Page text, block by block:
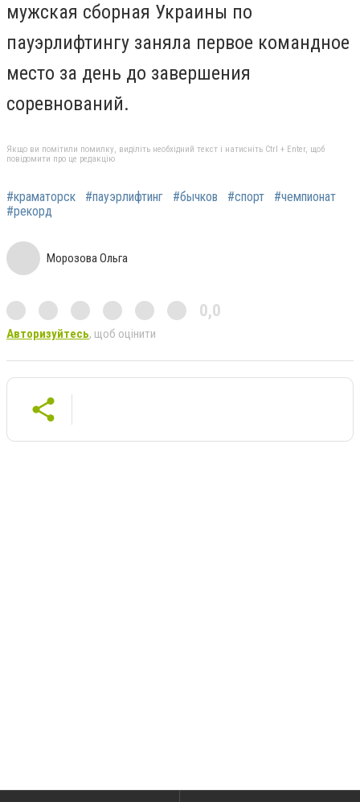
мужская сборная Украины по
пауэрлифтингу заняла первое командное
место за день до завершения
соревнований.
Якщо ви помітили помилку, виділіть необхідний текст і натисніть Ctrl + Enter, щоб
повідомити про це редакцію
#краматорск #пауэрлифтинг #бычков #спорт
#чемпионат
#рекорд
Морозова Ольга
0,0
Авторизуйтесь, щоб оцінити